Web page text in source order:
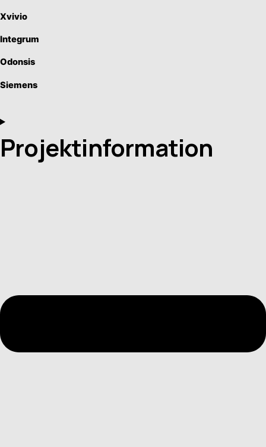
Xvivio
Integrum
Odonsis
Siemens
Projektinformation